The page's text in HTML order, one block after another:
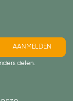
AANMELDEN
delen.